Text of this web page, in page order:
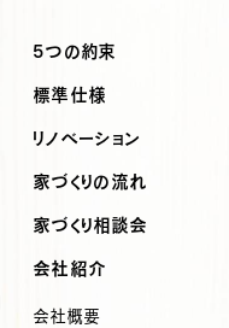
5つの約束
標準仕様
リノベーション
家づくりの流れ
家づくり相談会
会社紹介
会社概要